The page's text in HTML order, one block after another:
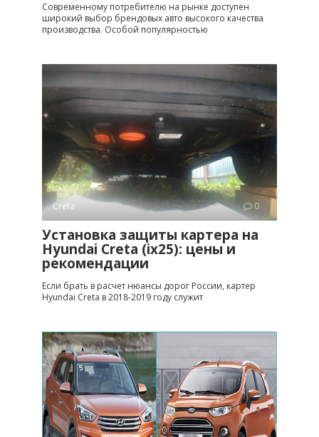
Современному потребителю на рынке доступен
широкий выбор брендовых авто высокого качества
производства. Особой популярностью
Creta 0
Установка защиты картера на
Hyundai Creta (ix25): цены и
рекомендации
Если брать в расчет нюансы дорог России, картер
Hyundai Creta в 2018-2019 году служит